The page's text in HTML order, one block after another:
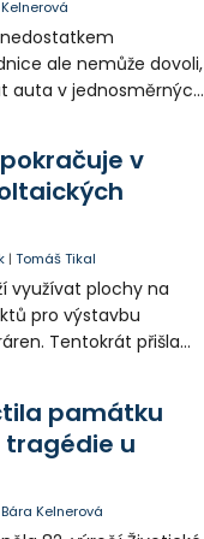
ale nemůže dovoli,
auta v jednosměrných
sepsat petici.
v
|Tomáš Tikal
využívat plochy na
pro výstavbu
Tentokrát přišla
památku
u
Bára Kelnerová